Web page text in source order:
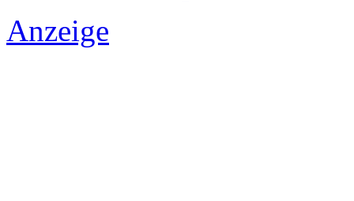
Anzeige